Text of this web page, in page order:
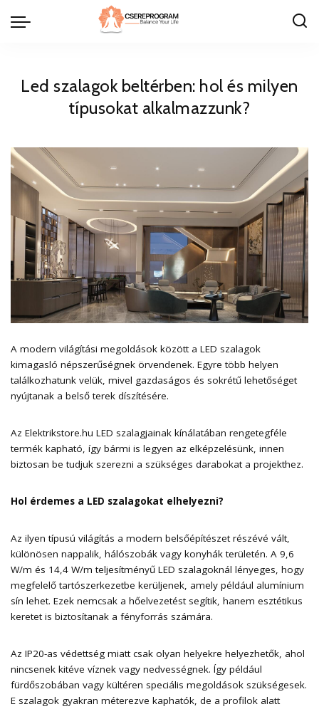
Led szalagok beltérben: hol és milyen
típusokat alkalmazzunk?
A modern világítási megoldások között a LED szalagok
kimagasló népszerűségnek örvendenek. Egyre több helyen
találkozhatunk velük, mivel gazdaságos és sokrétű lehetőséget
nyújtanak a belső terek díszítésére.
Az Elektrikstore.hu LED szalagjainak kínálatában rengetegféle
termék kapható, így bármi is legyen az elképzelésünk, innen
biztosan be tudjuk szerezni a szükséges darabokat a projekthez.
Hol érdemes a LED szalagokat elhelyezni?
Az ilyen típusú világítás a modern belsőépítészet részévé vált,
különösen nappalik, hálószobák vagy konyhák területén. A 9,6
W/m és 14,4 W/m teljesítményű LED szalagoknál lényeges, hogy
megfelelő tartószerkezetbe kerüljenek, amely például alumínium
sín lehet. Ezek nemcsak a hőelvezetést segítik, hanem esztétikus
keretet is biztosítanak a fényforrás számára.
Az IP20-as védettség miatt csak olyan helyekre helyezhetők, ahol
nincsenek kitéve víznek vagy nedvességnek. Így például
fürdőszobában vagy kültéren speciális megoldások szükségesek.
E szalagok gyakran méterezve kaphatók, de a profilok alatt